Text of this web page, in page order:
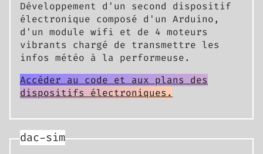
Développement d'un second dispositif
électronique composé d'un Arduino,
d'un module wifi et de 4 moteurs
vibrants chargé de transmettre les
infos météo à la performeuse.
Accéder au code et aux plans des
dispositifs électroniques.
dac-sim